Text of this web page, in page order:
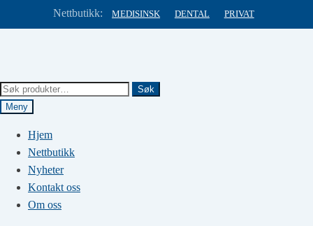
Nettbutikk: MEDISINSK DENTAL PRIVAT
Søk
etter:
Søk
Meny
Hjem
Nettbutikk
Nyheter
Kontakt oss
Om oss